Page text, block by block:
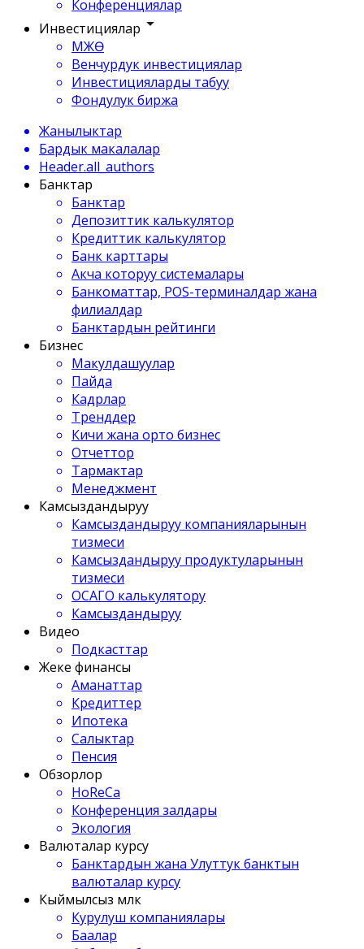
Конференциялар
Инвестициялар
МЖӨ
Венчурдук инвестициялар
Инвестицияларды табуу
Фондулук биржа
Жанылыктар
Бардык макалалар
Header.all_authors
Банктар
Банктар
Депозиттик калькулятор
Кредиттик калькулятор
Банк карттары
Акча которуу системалары
Банкоматтар, POS-терминалдар жана
филиалдар
Банктардын рейтинги
Бизнес
Макулдашуулар
Пайда
Кадрлар
Тренддер
Кичи жана орто бизнес
Отчеттор
Тармактар
Менеджмент
Камсыздандыруу
Камсыздандыруу компанияларынын
тизмеси
Камсыздандыруу продуктуларынын
тизмеси
ОСАГО калькулятору
Камсыздандыруу
Видео
Подкасттар
Жеке финансы
Аманаттар
Кредиттер
Ипотека
Салыктар
Пенсия
Обзорлор
HoReCa
Конференция залдары
Экология
Валюталар курсу
Банктардын жана Улуттук банктын
валюталар курсу
Кыймылсыз мүлк
Курулуш компаниялары
Баалар